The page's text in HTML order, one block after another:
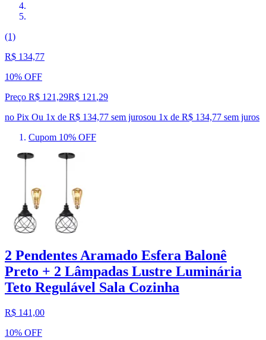
(1)
R$ 134,77
10% OFF
Preço R$ 121,29R$ 121 ,29
no Pix Ou 1x de R$ 134,77 sem jurosou 1x de R$ 134,77 sem juros
Cupom 10% OFF
2 Pendentes Aramado Esfera Balonê
Preto + 2 Lâmpadas Lustre Luminária
Teto Regulável Sala Cozinha
R$ 141,00
10% OFF